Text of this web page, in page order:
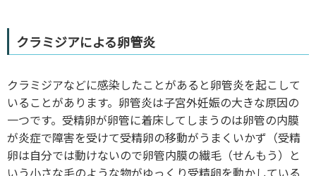
クラミジアによる卵管炎
クラミジアなどに感染したことがあると卵管炎を起こして
いることがあります。卵管炎は子宮外妊娠の大きな原因の
一つです。受精卵が卵管に着床してしまうのは卵管の内膜
が炎症で障害を受けて受精卵の移動がうまくいかず（受精
卵は自分では動けないので卵管内膜の繊毛（せんもう）と
いう小さな毛のような物がゆっくり受精卵を動かしている